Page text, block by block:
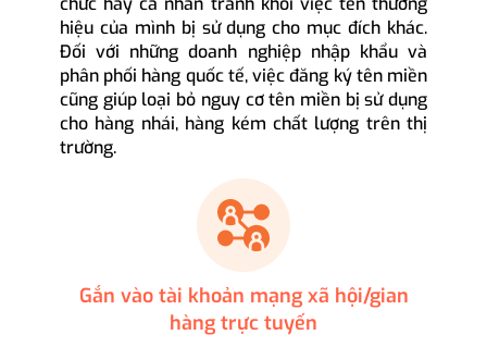
hiệu của mình bị sử dụng cho mục đích khác.
Đối với những doanh nghiệp nhập khẩu và
phân phối hàng quốc tế, việc đăng ký tên miền
cũng giúp loại bỏ nguy cơ tên miền bị sử dụng
cho hàng nhái, hàng kém chất lượng trên thị
trường.
Gắn vào tài khoản mạng xã hội/gian
hàng trực tuyến